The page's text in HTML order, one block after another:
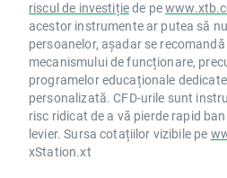
riscul de investițiede pe
acestor instrumente ar putea să
persoanelor, așadar se
mecanismului de funcționare,
programelor educaționale
personalizată. CFD-urile sunt
risc ridicat de a vă pierde rapid
levier. Sursa cotațiilor vizibile pe
xStation.xt